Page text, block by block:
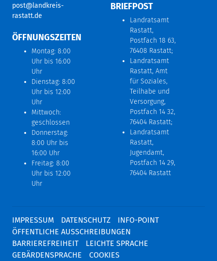
post@landkreis-
rastatt.de
ÖFFNUNGSZEITEN
Montag: 8:00
Uhr bis 16:00
Uhr
Dienstag: 8:00
Uhr bis 12:00
Uhr
Mittwoch:
geschlossen
Donnerstag:
8:00 Uhr bis
16:00 Uhr
Freitag: 8:00
Uhr bis 12:00
Uhr
BRIEFPOST
Landratsamt
Rastatt,
Postfach 18 63,
76408 Rastatt;
Landratsamt
Rastatt, Amt
für Soziales,
Teilhabe und
Versorgung,
Postfach 14 32,
76404 Rastatt;
Landratsamt
Rastatt,
Jugendamt,
Postfach 14 29,
76404 Rastatt
IMPRESSUM DATENSCHUTZ
INFO-POINT
ÖFFENTLICHE AUSSCHREIBUNGEN
BARRIEREFREIHEIT
LEICHTE SPRACHE
GEBÄRDENSPRACHE
COOKIES